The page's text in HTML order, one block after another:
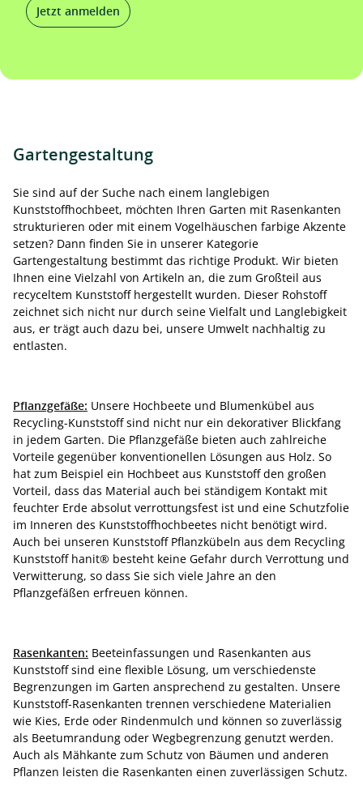
Jetzt anmelden
Gartengestaltung
Sie sind auf der Suche nach einem langlebigen
Kunststoffhochbeet, möchten Ihren Garten mit Rasenkanten
strukturieren oder mit einem Vogelhäuschen farbige Akzente
setzen? Dann finden Sie in unserer Kategorie
Gartengestaltung bestimmt das richtige Produkt. Wir bieten
Ihnen eine Vielzahl von Artikeln an, die zum Großteil aus
recyceltem Kunststoff hergestellt wurden. Dieser Rohstoff
zeichnet sich nicht nur durch seine Vielfalt und Langlebigkeit
aus, er trägt auch dazu bei, unsere Umwelt nachhaltig zu
entlasten.
Pflanzgefäße: Unsere Hochbeete und Blumenkübel aus
Recycling-Kunststoff sind nicht nur ein dekorativer Blickfang
in jedem Garten. Die Pflanzgefäße bieten auch zahlreiche
Vorteile gegenüber konventionellen Lösungen aus Holz. So
hat zum Beispiel ein Hochbeet aus Kunststoff den großen
Vorteil, dass das Material auch bei ständigem Kontakt mit
feuchter Erde absolut verrottungsfest ist und eine Schutzfolie
im Inneren des Kunststoffhochbeetes nicht benötigt wird.
Auch bei unseren Kunststoff Pflanzkübeln aus dem Recycling
Kunststoff hanit® besteht keine Gefahr durch Verrottung und
Verwitterung, so dass Sie sich viele Jahre an den
Pflanzgefäßen erfreuen können.
Rasenkanten: Beeteinfassungen und Rasenkanten aus
Kunststoff sind eine flexible Lösung, um verschiedenste
Begrenzungen im Garten ansprechend zu gestalten. Unsere
Kunststoff-Rasenkanten trennen verschiedene Materialien
wie Kies, Erde oder Rindenmulch und können so zuverlässig
als Beetumrandung oder Wegbegrenzung genutzt werden.
Auch als Mähkante zum Schutz von Bäumen und anderen
Pflanzen leisten die Rasenkanten einen zuverlässigen Schutz.